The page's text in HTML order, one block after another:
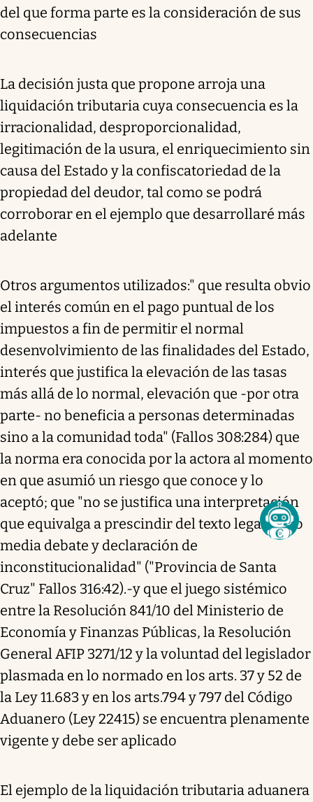
del que forma parte es la consideración de sus
consecuencias
La decisión justa que propone arroja una
liquidación tributaria cuya consecuencia es la
irracionalidad, desproporcionalidad,
legitimación de la usura, el enriquecimiento sin
causa del Estado y la confiscatoriedad de la
propiedad del deudor, tal como se podrá
corroborar en el ejemplo que desarrollaré más
adelante
Otros argumentos utilizados:" que resulta obvio
el interés común en el pago puntual de los
impuestos a fin de permitir el normal
desenvolvimiento de las finalidades del Estado,
interés que justifica la elevación de las tasas
más allá de lo normal, elevación que -por otra
parte- no beneficia a personas determinadas
sino a la comunidad toda" (Fallos 308:284) que
la norma era conocida por la actora al momento
en que asumió un riesgo que conoce y lo
aceptó; que "no se justifica una interpretación
que equivalga a prescindir del texto legal, si no
media debate y declaración de
inconstitucionalidad" ("Provincia de Santa
Cruz" Fallos 316:42).-y que el juego sistémico
entre la Resolución 841/10 del Ministerio de
Economía y Finanzas Públicas, la Resolución
General AFIP 3271/12 y la voluntad del legislador
plasmada en lo normado en los arts. 37 y 52 de
la Ley 11.683 y en los arts.794 y 797 del Código
Aduanero (Ley 22415) se encuentra plenamente
vigente y debe ser aplicado
El ejemplo de la liquidación tributaria aduanera